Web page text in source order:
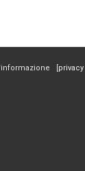
l'informazione [privacy